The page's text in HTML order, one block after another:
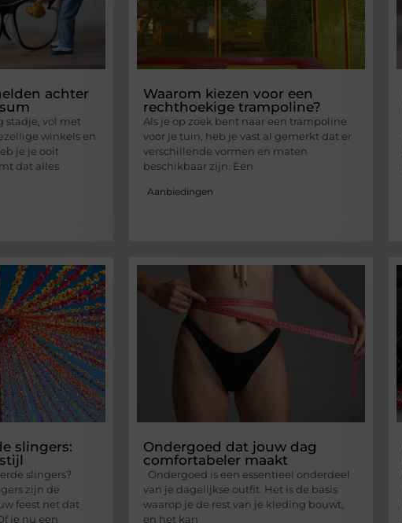
achter
stadje, vol met
winkels en
je je ooit
dat alles
Waarom kiezen voor een
rechthoekige trampoline?
Als je op zoek bent naar een trampoline
voor je tuin, heb je vast al gemerkt dat er
verschillende vormen en maten
beschikbaar zijn. Eén
Aanbiedingen
slingers:
slingers?
zijn de
feest net dat
je nu een
Ondergoed dat jouw dag
comfortabeler maakt
Ondergoed is een essentieel onderdeel
van je dagelijkse outfit. Het is de basis
waarop je de rest van je kleding bouwt,
en het kan